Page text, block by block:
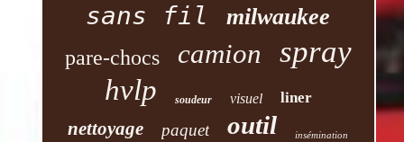
sans fil milwaukee
pare-chocs camion spray
hvlp soudeur visuel liner
nettoyage paquet outil insémination